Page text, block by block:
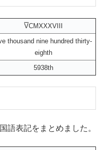
VCMXXXVIII
thousand nine hundred thirty-
eighth
5938th
語表記をまとめました。